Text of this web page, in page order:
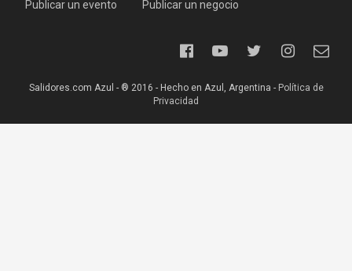
Publicar un evento Publicar un negocio
Salidores.com Azul - ® 2016 - Hecho en Azul, Argentina - Política de
Privacidad